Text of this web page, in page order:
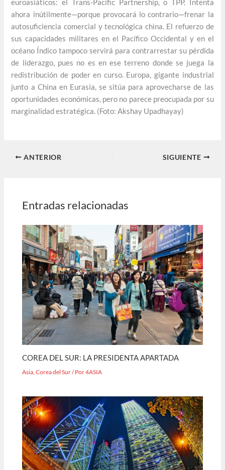
euroasiáticos: el Trans-Pacific Partnership, o TPP. Intenta
ahora inútilmente—porque provocará lo contrario—frenar la
autosuficiencia comercial y tecnológica china. El refuerzo de
sus capacidades militares en el Pacífico Occidental y en el
océano Índico tampoco servirá para contrarrestar su pérdida
de liderazgo, pues no es en ese terreno donde se juega la
redistribución de poder en curso. Europa, gigante industrial
junto a China en Eurasia, se sitúa para aprovecharse de las
oportunidades económicas, pero no parece preocupada por su
marginalidad estratégica. (Foto: Akshay Upadhayay)
ANTERIOR SIGUIENTE
Entradas relacionadas
COREA DEL SUR: LA PRESIDENTA APARTADA
Asia ,Corea del Sur/ Por4ASIA